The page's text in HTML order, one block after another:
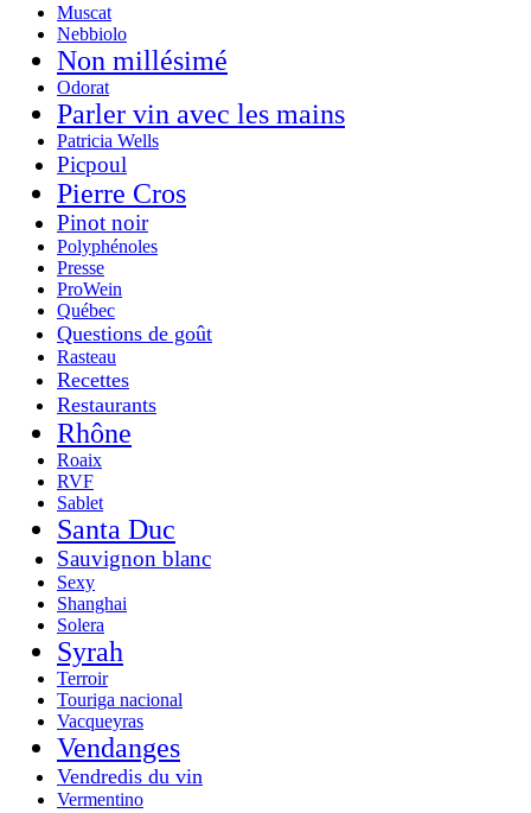
Muscat
Nebbiolo
Non millésimé
Odorat
Parler vin avec les mains
Patricia Wells
Picpoul
Pierre Cros
Pinot noir
Polyphénoles
Presse
ProWein
Québec
Questions de goût
Rasteau
Recettes
Restaurants
Rhône
Roaix
RVF
Sablet
Santa Duc
Sauvignon blanc
Sexy
Shanghai
Solera
Syrah
Terroir
Touriga nacional
Vacqueyras
Vendanges
Vendredis du vin
Vermentino